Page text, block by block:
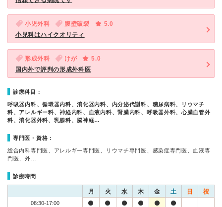
小児外科 腹壁破裂
5.0
小児科はハイクオリティ
形成外科 けが
5.0
国内外で評判の形成外科医
診療科目：
呼吸器内科、循環器内科、消化器内科、内分泌代謝科、糖尿病科、リウマチ
科、アレルギー科、神経内科、血液内科、腎臓内科、呼吸器外科、心臓血管外
科、消化器外科、乳腺科、脳神経…
専門医・資格：
総合内科専門医、アレルギー専門医、リウマチ専門医、感染症専門医、血液専
門医、外…
診療時間
月 火 水 木 金 土 日 祝
08:30-17:00